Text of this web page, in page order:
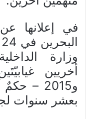
في إعلانها
وزارة
و2015 –
بعشر سنوات